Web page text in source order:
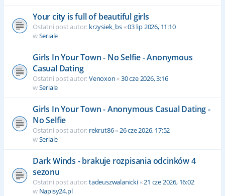
Your city is full of beautiful girls
Ostatni post autor: krzysiek_bs«03 lip 2026, 11:10
wSeriale
Girls In Your Town - No Selfie - Anonymous
Casual Dating
Ostatni post autor:Venoxon«30 cze 2026, 3:16
wSeriale
Girls In Your Town - Anonymous Casual Dating -
No Selfie
Ostatni post autor: rekrut86« 26 cze 2026, 17:52
wSeriale
Dark Winds - brakuje rozpisania odcinków 4
sezonu
Ostatni post autor:tadeuszwalanicki«21 cze 2026, 16:02
w Napisy24.pl